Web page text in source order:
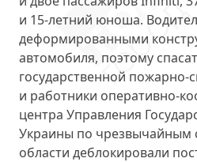
и 15-летний юноша.
деформированными
автомобиля, поэтому
государственной пожарно-
и работники оперативно-
центра Управления
Украины по чрезвычайным
области деблокировали